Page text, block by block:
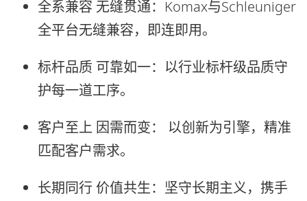
全系兼容 无缝贯通： Komax与Schleuniger
全平台无缝兼容，即连即用。
标杆品质 可靠如一： 以行业标杆级品质守
护每一道工序。
客户至上 因需而变：
以创新为引擎，精准
匹配客户需求。
长期同行 价值共生： 坚守长期主义，携手